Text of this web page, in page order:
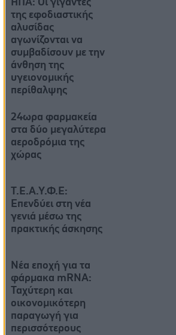
ΗΠΑ: Οι γίγαντες
της εφοδιαστικής
αλυσίδας
αγωνίζονται να
συμβαδίσουν με την
άνθηση της
υγειονομικής
περίθαλψης
24ωρα φαρμακεία
στα δύο μεγαλύτερα
αεροδρόμια της
χώρας
Τ.Ε.Α.Υ.Φ.Ε:
Επενδύει στη νέα
γενιά μέσω της
πρακτικής άσκησης
Νέα εποχή για τα
φάρμακα mRNA:
Ταχύτερη και
οικονομικότερη
παραγωγή για
περισσότερους